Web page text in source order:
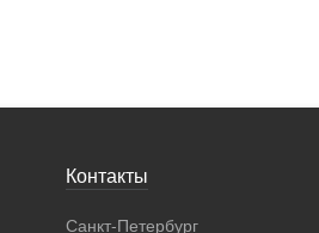
Контакты
Санкт-Петербург